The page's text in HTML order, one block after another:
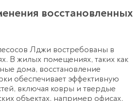
восстановленных
Лджи востребованы в
В жилых помещениях, таких как
дома, восстановление
обеспечивает эффективную
включая ковры и твердые
объектах, например офисах,